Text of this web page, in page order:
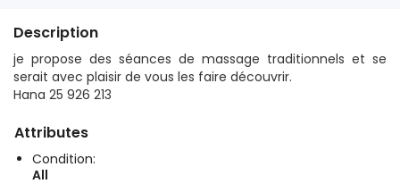
Description
je propose des séances de massage traditionnels et se
serait avec plaisir de vous les faire découvrir.
Hana 25 926 213
Attributes
Condition:
All